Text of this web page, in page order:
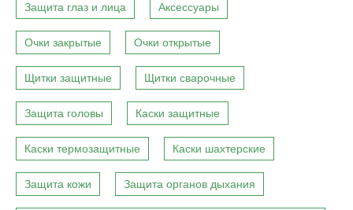
Защита глаз и лица Аксессуары
Очки закрытые Очки открытые
Щитки защитные Щитки сварочные
Защита головы Каски защитные
Каски термозащитные Каски шахтерские
Защита кожи Защита органов дыхания